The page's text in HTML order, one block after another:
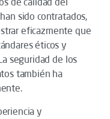
sido contratados,
eficazmente que
éticos y
seguridad de los
también ha
y